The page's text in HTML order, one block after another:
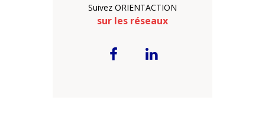
Suivez ORIENTACTION
sur les réseaux